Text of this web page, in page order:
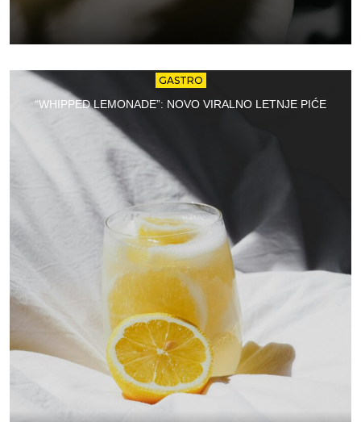
GASTRO
“WHIPPED LEMONADE”: NOVO VIRALNO LETNJE PIĆE